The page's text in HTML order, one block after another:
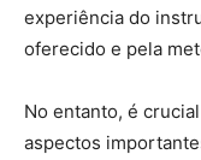
experiência do
oferecido e pela
No entanto, é
aspectos